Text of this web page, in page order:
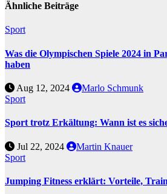
Ähnliche Beiträge
Sport
Was die Olympischen Spiele 2024 in
haben
Aug 12, 2024
Marlo Schmunk
Sport
Sport trotz Erkältung: Wann ist es
Jul 22, 2024
Martin Knauer
Sport
Jumping Fitness erklärt: Vorteile,